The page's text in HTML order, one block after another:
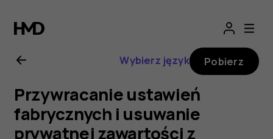
Instrukcja
obsługi
telefonu
Nokia
Wybierz język Pobierz
Przywracanie ustawień
fabrycznych i usuwanie
prywatnej zawartości z